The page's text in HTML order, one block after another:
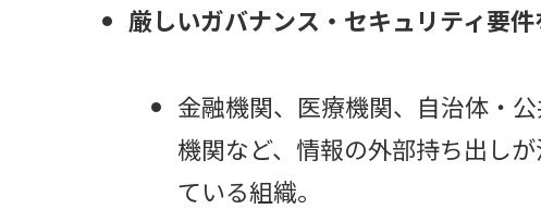
厳しいガバナンス・セキュリティ要
金融機関、医療機関、自治体・
機関など、情報の外部持ち出し
ている組織。